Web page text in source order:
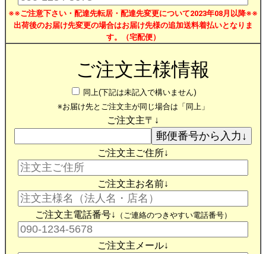
※※ご注意下さい・配達先転居・配達先変更について2023年08月以降※※
出荷後のお届け先変更の場合はお届け先様の追加送料着払いとなりま
す。（宅配便）
ご注文主様情報
同上(下記は未記入で構いません)
※お届け先とご注文主が同じ場合は「同上」
ご注文主〒↓
ご注文主ご住所↓
ご注文主お名前↓
ご注文主電話番号↓ （ご連絡のつきやすい電話番号）
ご注文主メール↓